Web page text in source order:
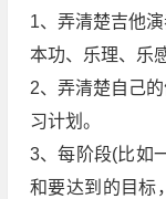
1、弄清楚吉他
本功、乐理、乐
2、弄清楚自己
习计划。
3、每阶段(比如
和要达到的目标